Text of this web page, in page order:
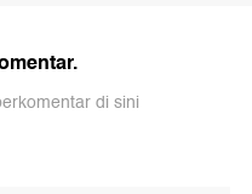
di sini